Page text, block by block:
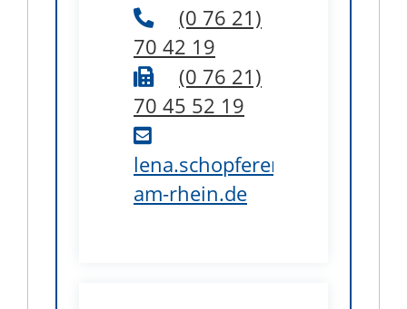
(0 76 21)
70 42 19
(0 76 21)
70 45 52 19
lena.schopferer@weil-
am-rhein.de